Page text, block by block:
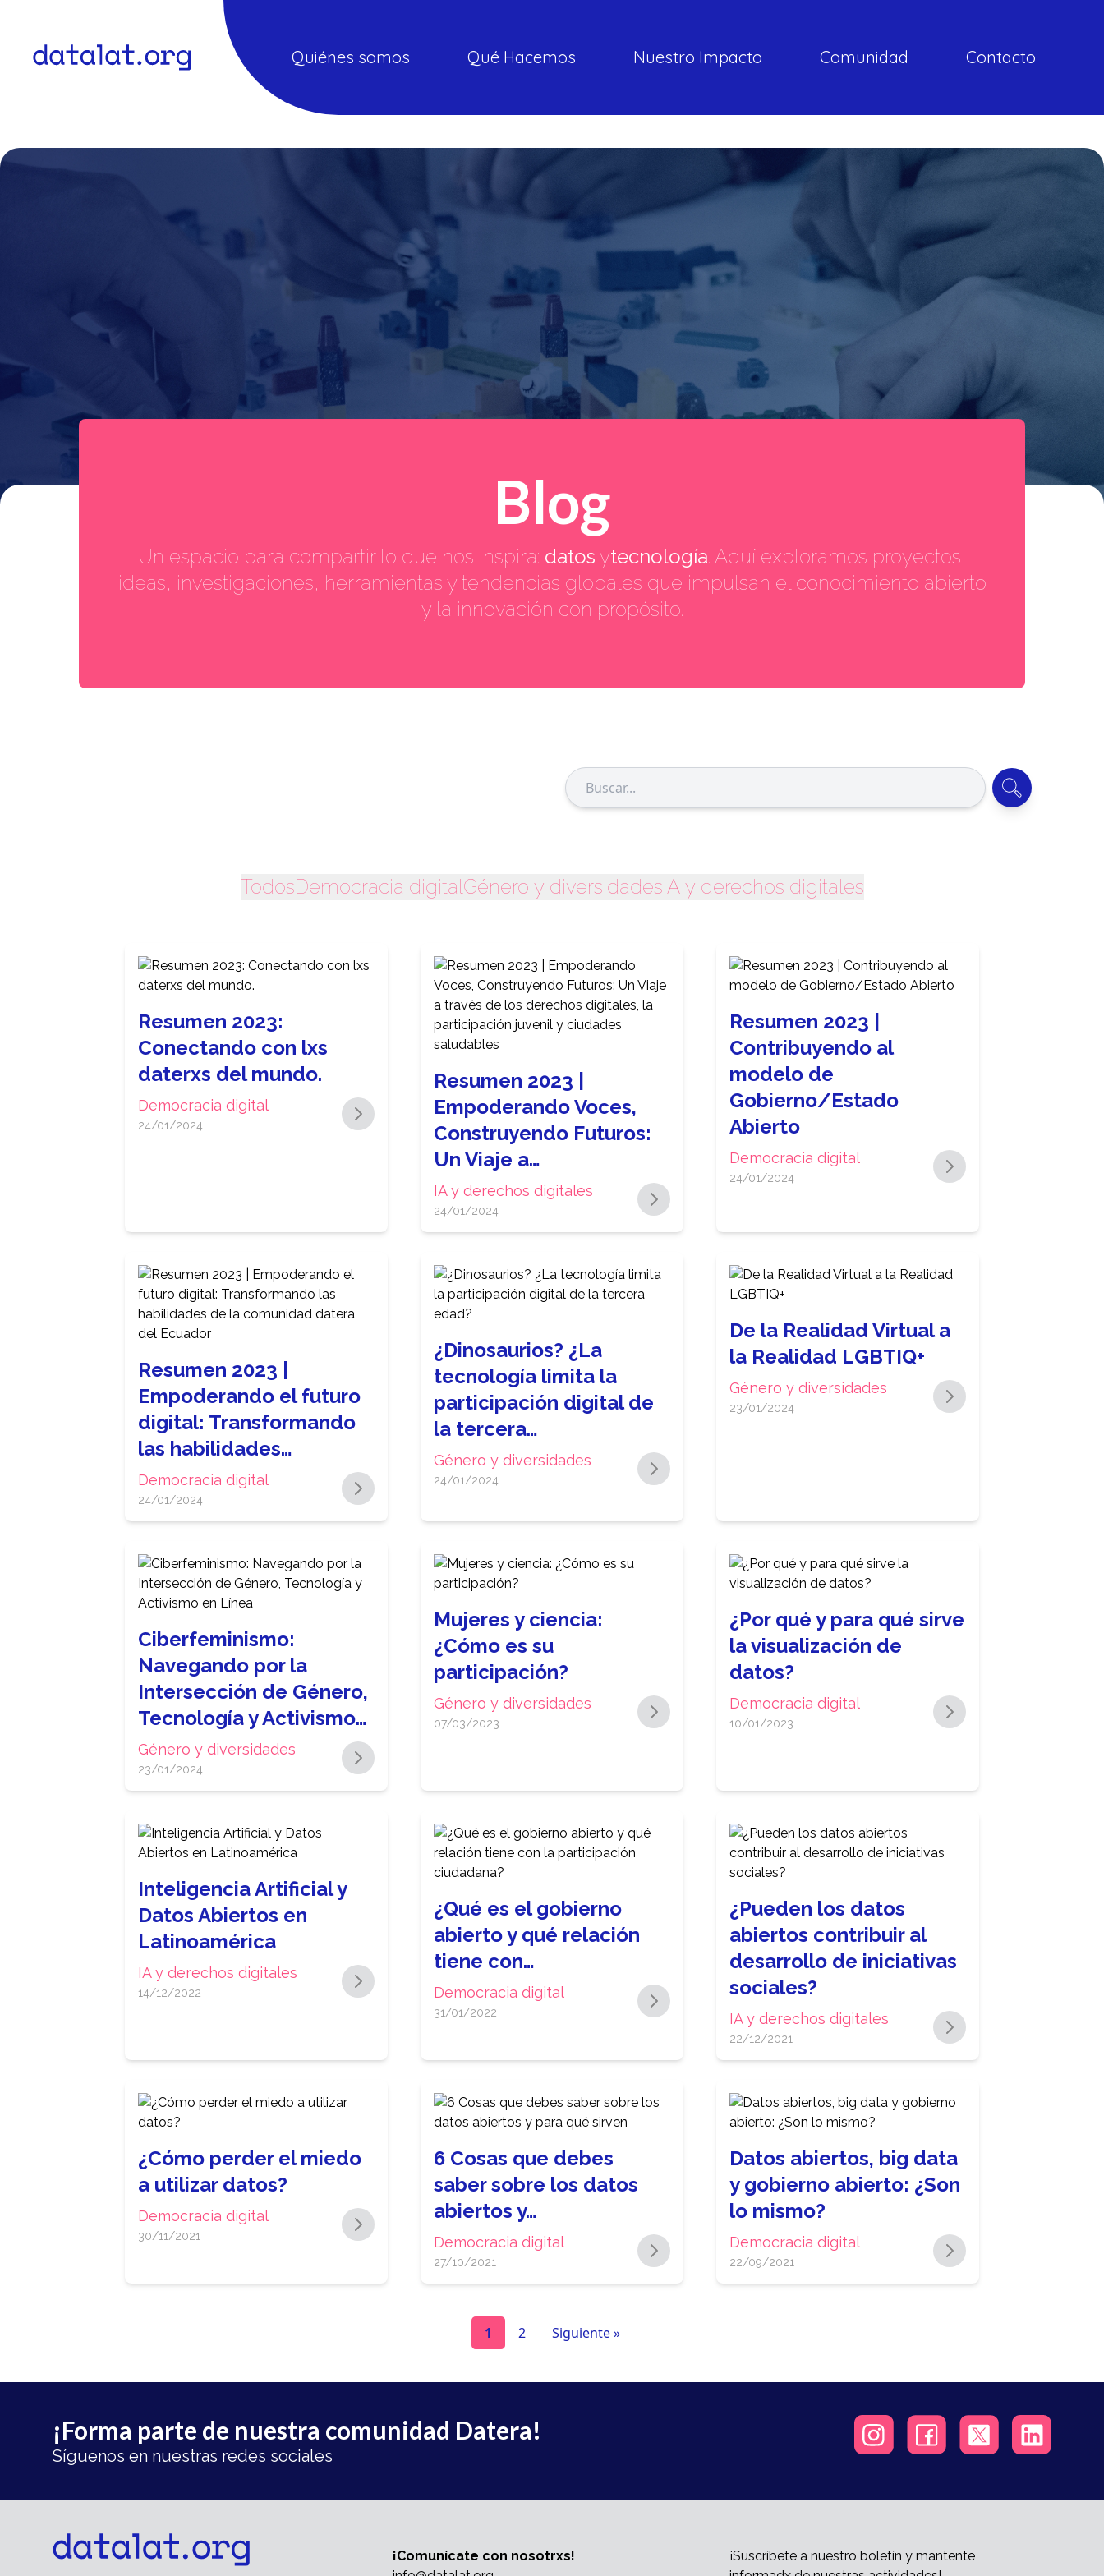
Quiénes somos Qué Hacemos Nuestro Impacto Comunidad Contacto
Blog
Un espacio para compartir lo que nos inspira: datos ytecnología. Aquí exploramos proyectos,
ideas, investigaciones, herramientas y tendencias globales que impulsan el conocimiento abierto
y la innovación con propósito.
TodosDemocracia digitalGénero y diversidadesIA y derechos digitales
Resumen 2023:
Conectando con lxs
daterxs del mundo.
Democracia digital
24/01/2024
Resumen 2023 |
Empoderando Voces,
Construyendo Futuros:
Un Viaje a…
IA y derechos digitales
24/01/2024
Resumen 2023 |
Contribuyendo al
modelo de
Gobierno/Estado
Abierto
Democracia digital
24/01/2024
Resumen 2023 |
Empoderando el futuro
digital: Transformando
las habilidades…
Democracia digital
24/01/2024
¿Dinosaurios? ¿La
tecnología limita la
participación digital de
la tercera…
Género y diversidades
24/01/2024
De la Realidad Virtual a
la Realidad LGBTIQ+
Género y diversidades
23/01/2024
Ciberfeminismo:
Navegando por la
Intersección de Género,
Tecnología y Activismo…
Género y diversidades
23/01/2024
Mujeres y ciencia:
¿Cómo es su
participación?
Género y diversidades
07/03/2023
¿Por qué y para qué sirve
la visualización de
datos?
Democracia digital
10/01/2023
Inteligencia Artificial y
Datos Abiertos en
Latinoamérica
IA y derechos digitales
14/12/2022
¿Qué es el gobierno
abierto y qué relación
tiene con…
Democracia digital
31/01/2022
¿Pueden los datos
abiertos contribuir al
desarrollo de iniciativas
sociales?
IA y derechos digitales
22/12/2021
¿Cómo perder el miedo
a utilizar datos?
Democracia digital
30/11/2021
6 Cosas que debes
saber sobre los datos
abiertos y…
Democracia digital
27/10/2021
Datos abiertos, big data
y gobierno abierto: ¿Son
lo mismo?
Democracia digital
22/09/2021
1 2 Siguiente »
¡Forma parte de nuestra comunidad Datera!
Síguenos en nuestras redes sociales
¡Comunícate con nosotrxs!
¡Suscríbete a nuestro boletín y mantente